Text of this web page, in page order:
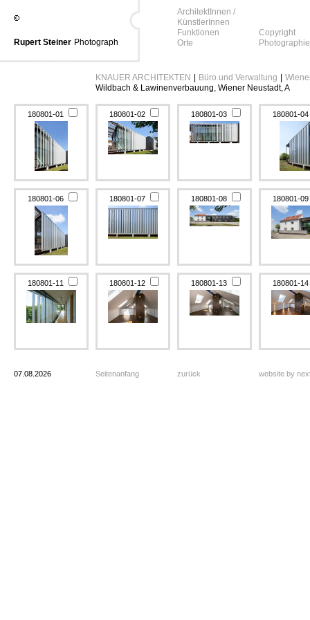
Rupert Steiner Photograph
ArchitektInnen /
KünstlerInnen
Funktionen
Orte
Copyright
Photographie
KNAUER ARCHITEKTEN Büro und Verwaltung
Wildbach & Lawinenverbauung, Wiener Neustadt, A
180801-01 180801-02 180801-03 180801-04
180801-06 180801-07 180801-08 180801-09
180801-11 180801-12 180801-13 180801-14
07.08.2026 Seitenanfang zurück website by